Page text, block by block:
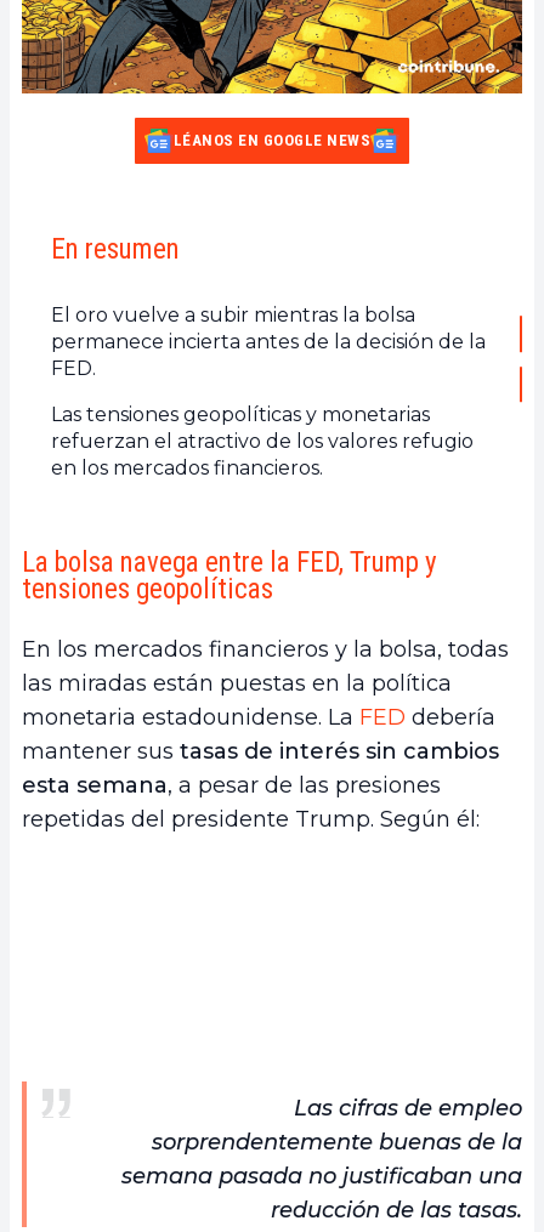
LÉANOS EN GOOGLE NEWS
En resumen
El oro vuelve a subir mientras la bolsa
permanece incierta antes de la decisión de la
FED.
Las tensiones geopolíticas y monetarias
refuerzan el atractivo de los valores refugio
en los mercados financieros.
La bolsa navega entre la FED, Trump y
tensiones geopolíticas
En los mercados financieros y la bolsa, todas
las miradas están puestas en la política
monetaria estadounidense. La FED debería
mantener sus tasas de interés sin cambios
esta semana, a pesar de las presiones
repetidas del presidente Trump. Según él:
Las cifras de empleo
sorprendentemente buenas de la
semana pasada no justificaban una
reducción de las tasas.